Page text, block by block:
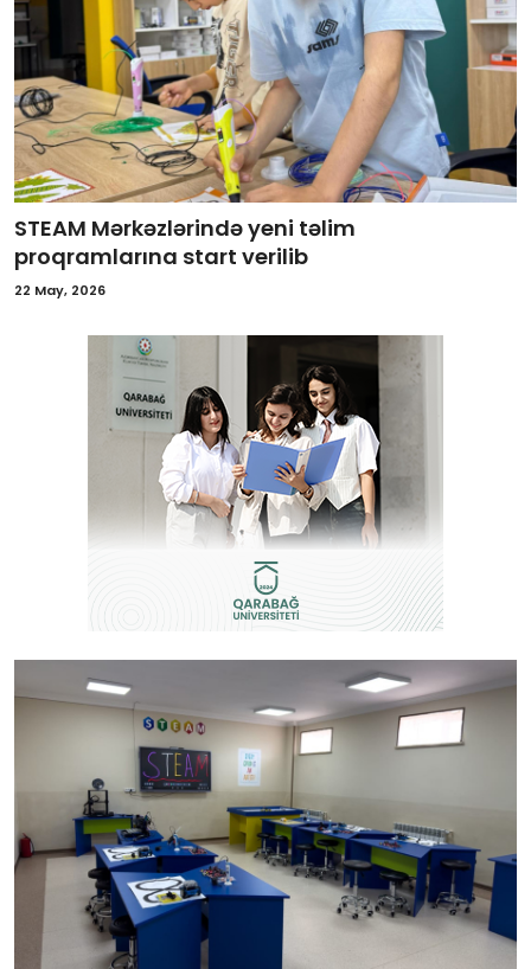
Elm və innovasiya
Təhlil
Reportaj
Regionlar
İctimai şura
STEAM Mərkəzlərində yeni təlim
proqramlarına start verilib
22 May, 2026